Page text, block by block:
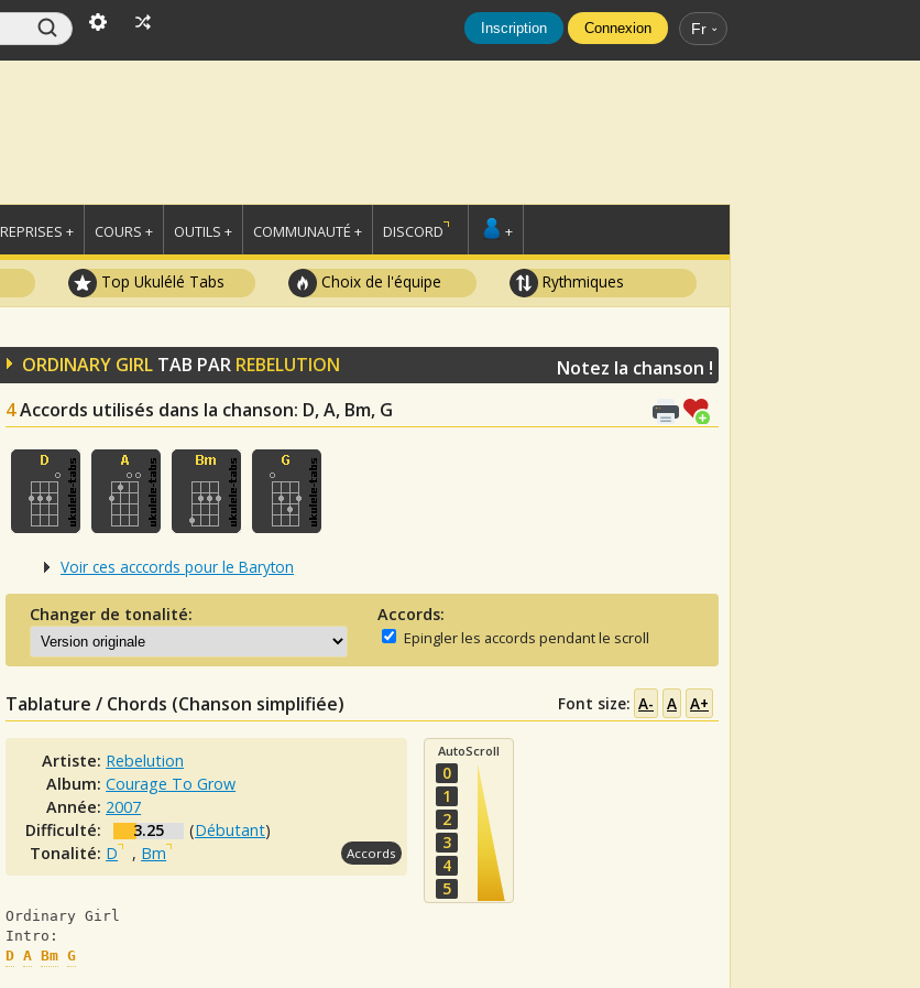
Inscription Connexion Fr
REPRISES + COURS + OUTILS + COMMUNAUTÉ + DISCORD +
Top Ukulélé Tabs Choix de l'équipe Rythmiques
ORDINARY GIRL TAB PAR REBELUTION
4Accords utilisés dans la chanson: D, A, Bm, G
Notez la chanson !
Voir ces acccords pour le Baryton
Changer de tonalité: Accords:
Epingler les accords pendant le scroll
Tablature / Chords (Chanson simplifiée) Font size: A- A A+
Artiste: Rebelution
Album:Courage To Grow
Année: 2007
Difficulté:
3.25 (Débutant)
Tonalité: D , Bm Accords
AutoScroll
0
1
2
3
4
5
Ordinary Girl
Intro:
D A Bm G